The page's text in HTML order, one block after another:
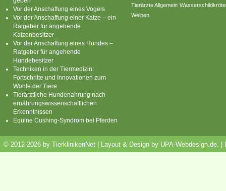
Vor der Anschaffung eines Vogels
Vor der Anschaffung einer Katze – ein
Ratgeber für angehende
Katzenbesitzer
Vor der Anschaffung eines Hundes –
Ratgeber für angehende
Hundebesitzer
Techniken in der Tiermedizin:
Fortschritte und Innovationen zum
Wohle der Tiere
Tierärztliche Hundenahrung nach
ernährungswissenschaftlichen
Erkenntnissen
Equine Cushing-Syndrom bei Pferden
Tierärzte Allgemein
Welpen
© 2012-2026 by TierklinikenNet | Layout & Design by UPA-Webdesign.de.